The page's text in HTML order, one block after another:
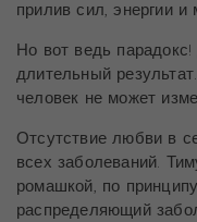
прилив сил, энергии и
Но вот ведь
длительный
человек не может
Отсутствие любви в
всех заболеваний.
ромашкой, по
распределяющий